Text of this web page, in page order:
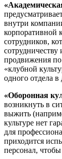
внутри
корпоративной
сотрудников,
продвижения
«клубной
одного отдела в
«Оборонная
возникнуть в
выжить
культуре нет
для
приходится
персонал,